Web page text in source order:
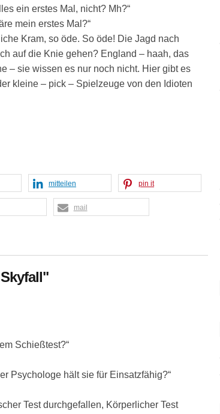
ein erstes Mal, nicht? Mh?“
mein erstes Mal?“
Kram, so öde. So öde! Die Jagd nach
auf die Knie gehen? England – haah, das
– sie wissen es nur noch nicht. Hier gibt es
kleine – pick – Spielzeuge von den Idioten
mitteilen pin it
mail
Schießtest?“
Psychologe hält sie für Einsatzfähig?“
Test durchgefallen, Körperlicher Test